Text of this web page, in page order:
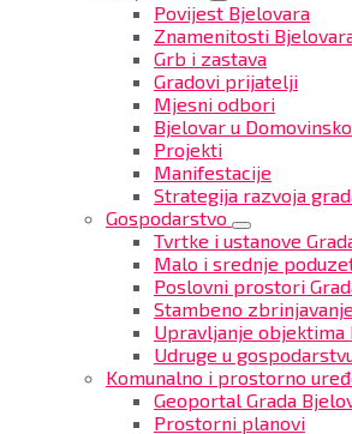
Povijest Bjelovara
Znamenitosti
Grb i zastava
Gradovi prijatelji
Mjesni odbori
Bjelovar u
Projekti
Manifestacije
Strategija razvoja
Gospodarstvo
Tvrtke i ustanove
Malo i srednje
Poslovni prostori
Stambeno
Upravljanje objektima
Udruge u
Komunalno i prostorno
Geoportal Grada
Prostorni planovi